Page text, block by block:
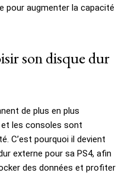
pour augmenter la capacité
son disque dur
de plus en plus
les consoles sont
C’est pourquoi il devient
externe pour sa PS4, afin
des données et profiter